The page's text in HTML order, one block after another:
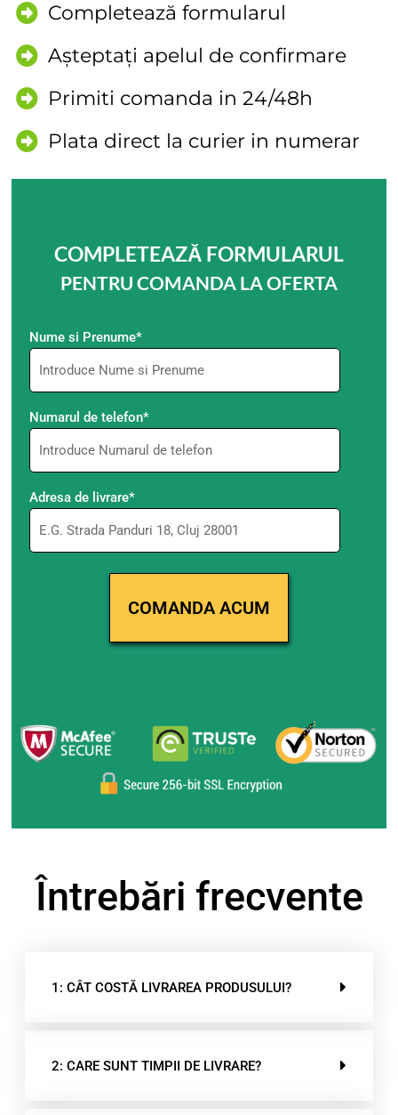
Completează formularul
Așteptați apelul de confirmare
Primiti comanda in 24/48h
Plata direct la curier in numerar
COMPLETEAZĂ FORMULARUL
PENTRU COMANDA LA OFERTA
Nume si Prenume*
Numarul de telefon*
Adresa de livrare*
Întrebări frecvente
1: CÂT COSTĂ LIVRAREA PRODUSULUI?
2: CARE SUNT TIMPII DE LIVRARE?